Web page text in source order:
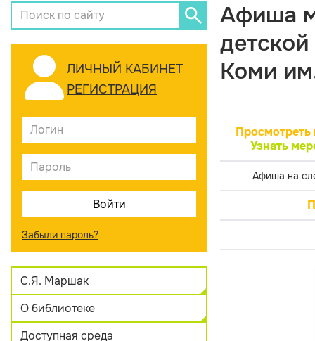
ЛИЧНЫЙ КАБИНЕТ
РЕГИСТРАЦИЯ
Забыли пароль?
С.Я. Маршак
О библиотеке
Доступная среда
Афиша
Коми
Просмотреть
Узнать
Афиша на